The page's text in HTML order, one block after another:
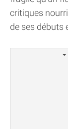
critiques
de ses débuts